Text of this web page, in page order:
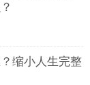
缩小人生完整